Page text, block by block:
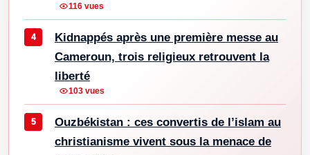
116 vues
Kidnappés après une première messe au
Cameroun, trois religieux retrouvent la
liberté
103 vues
Ouzbékistan : ces convertis de l’islam au
christianisme vivent sous la menace de